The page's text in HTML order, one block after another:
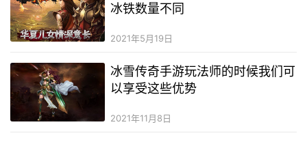
冰铁数量不同
2021年5月19日
冰雪传奇手游玩法师的时候我们可
以享受这些优势
2021年11月8日